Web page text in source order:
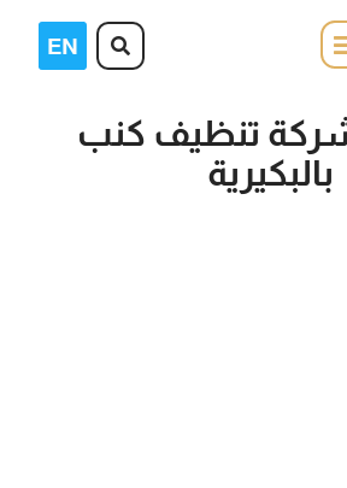
تنظيف كنب
بالبكيرية